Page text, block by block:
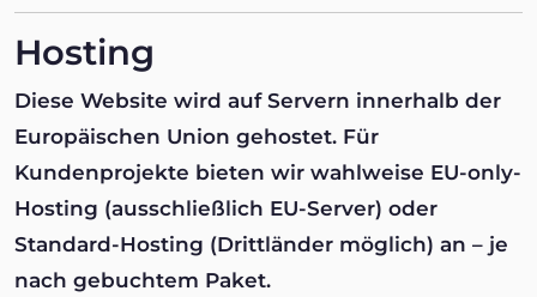
Hosting
Diese Website wird auf Servern innerhalb der
Europäischen Union gehostet. Für
Kundenprojekte bieten wir wahlweise EU-only-
Hosting (ausschließlich EU-Server) oder
Standard-Hosting (Drittländer möglich) an – je
nach gebuchtem Paket.